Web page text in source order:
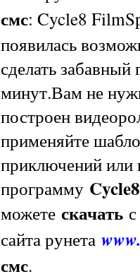
смс: Cycle8
появилась
сделать
минут.Вам не
построен
применяйте
приключений
программу
можете скачать
сайта рунета
смс.